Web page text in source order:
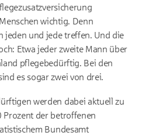
wichtig. Denn
jeden und jede treffen. Und die
Etwa jeder zweite Mann über
pflegebedürftig. Bei den
es sogar zwei von drei.
werden dabei aktuell zu
Prozent der betroffenen
Bundesamt